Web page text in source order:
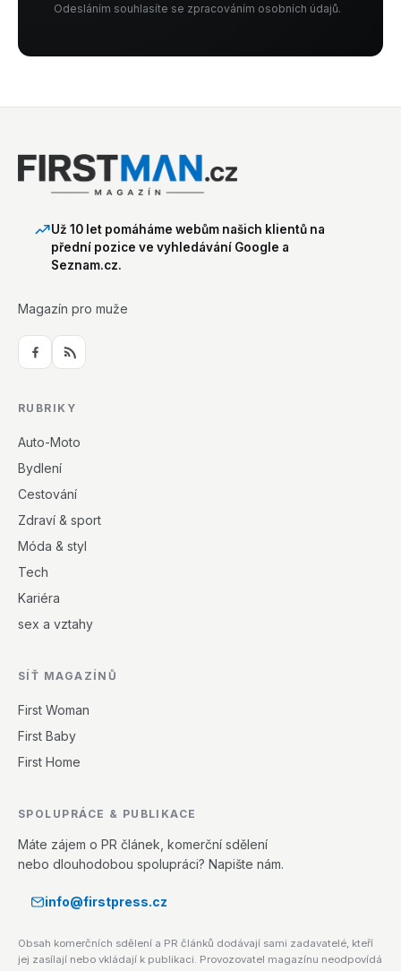
Odesláním souhlasíte se zpracováním osobních údajů.
Už 10 let pomáháme webům našich klientů na
přední pozice ve vyhledávání Google a
Seznam.cz.
Magazín pro muže
RUBRIKY
Auto-Moto
Bydlení
Cestování
Zdraví & sport
Móda & styl
Tech
Kariéra
sex a vztahy
SÍŤ MAGAZÍNŮ
First Woman
First Baby
First Home
SPOLUPRÁCE & PUBLIKACE
Máte zájem o PR článek, komerční sdělení
nebo dlouhodobou spolupráci? Napište nám.
info@firstpress.cz
Obsah komerčních sdělení a PR článků dodávají sami zadavatelé, kteří
jej zasílají nebo vkládají k publikaci. Provozovatel magazínu neodpovídá